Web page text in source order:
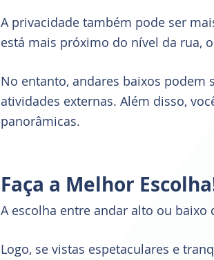
A privacidade também pode ser
está mais próximo do nível da rua,
No entanto, andares baixos
atividades externas. Além disso,
panorâmicas.
Faça a Melhor
A escolha entre andar alto ou
Logo, se vistas espetaculares e